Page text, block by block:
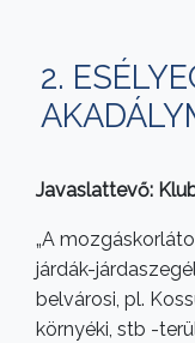
2.
Javaslattevő:
„A
járdák-
belvárosi, pl.
környéki, stb -